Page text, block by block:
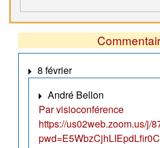
8 février
André Bellon
Par visioconférence
https://us02web.zoom.us/j/